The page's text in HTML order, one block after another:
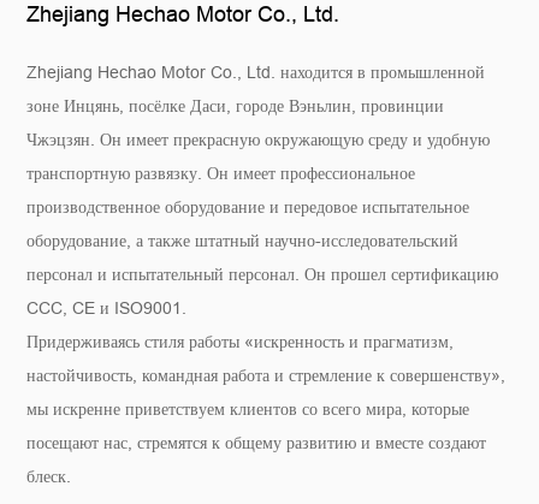
Zhejiang Hechao Motor Co., Ltd.
Zhejiang Hechao Motor Co., Ltd. находится в промышленной
зоне Инцянь, посёлке Даси, городе Вэньлин, провинции
Чжэцзян. Он имеет прекрасную окружающую среду и удобную
транспортную развязку. Он имеет профессиональное
производственное оборудование и передовое испытательное
оборудование, а также штатный научно-исследовательский
персонал и испытательный персонал. Он прошел сертификацию
CCC, CE и ISO9001.
Придерживаясь стиля работы «искренность и прагматизм,
настойчивость, командная работа и стремление к совершенству»,
мы искренне приветствуем клиентов со всего мира, которые
посещают нас, стремятся к общему развитию и вместе создают
блеск.